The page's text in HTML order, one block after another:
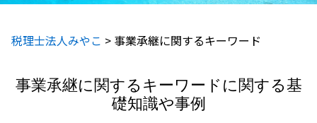
税理士法人みやこ > 事業承継に関するキーワード
事業承継に関するキーワードに関する基
礎知識や事例